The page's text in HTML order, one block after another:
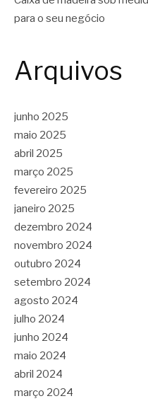
para o seu negócio
Arquivos
junho 2025
maio 2025
abril 2025
março 2025
fevereiro 2025
janeiro 2025
dezembro 2024
novembro 2024
outubro 2024
setembro 2024
agosto 2024
julho 2024
junho 2024
maio 2024
abril 2024
março 2024